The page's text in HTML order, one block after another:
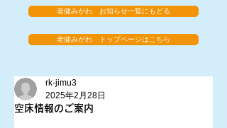
老健みがわ お知らせ一覧にもどる
老健みがわ トップページはこちら
空床情報のご案内
rk-jimu3
2025年2月28日